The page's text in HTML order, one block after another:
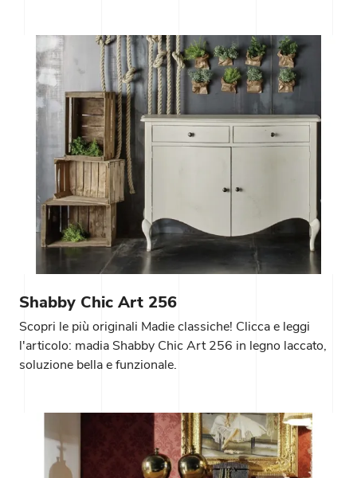
Shabby Chic Art 256
Scopri le più originali Madie classiche! Clicca e leggi
l'articolo: madia Shabby Chic Art 256 in legno laccato,
soluzione bella e funzionale.